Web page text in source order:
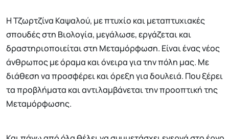
Η Τζωρτζίνα Καψαλού, με πτυχίο και μεταπτυχιακές
σπουδές στη Βιολογία, μεγάλωσε, εργάζεται και
δραστηριοποιείται στη Μεταμόρφωση. Είναι ένας νέος
άνθρωπος με όραμα και όνειρα για την πόλη μας. Με
διάθεση να προσφέρει και όρεξη για δουλειά. Που ξέρει
τα προβλήματα και αντιλαμβάνεται την προοπτική της
Μεταμόρφωσης.